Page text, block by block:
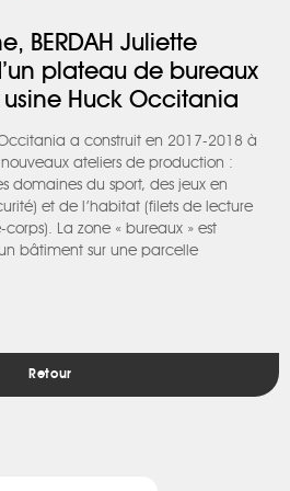
BERDAH Juliette
plateau de bureaux
Huck Occitania
a construit en 2017-2018 à
nouveaux ateliers de production :
domaines du sport, des jeux en
et de l’habitat (filets de lecture
La zone « bureaux » est
bâtiment sur une parcelle
de l’usine sur le plateau de
en repensant l’accueil et le bureau
Il s’agit de créer ici un «
2 bureaux (direction et
pour 20 personnes, 1 petit
Retour